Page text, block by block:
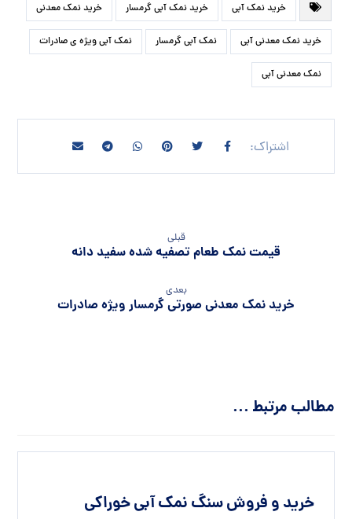
خرید نمک آبی خرید نمک آبی گرمسار خرید نمک معدنی
خرید نمک معدنی آبی نمک آبی گرمسار نمک آبی ویژه ی صادرات
نمک معدنی آبی
قبلی
قیمت نمک طعام تصفیه شده سفید دانه
بعدی
خرید نمک معدنی صورتی گرمسار ویژه صادرات
مطالب مرتبط ...
خرید و فروش سنگ نمک آبی خوراکی